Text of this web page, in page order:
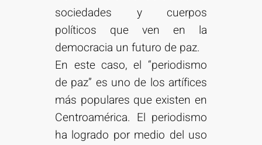
sociedades y cuerpos
políticos que ven en la
democracia un futuro de paz.
En este caso, el “periodismo
de paz” es uno de los artífices
más populares que existen en
Centroamérica. El periodismo
ha logrado por medio del uso